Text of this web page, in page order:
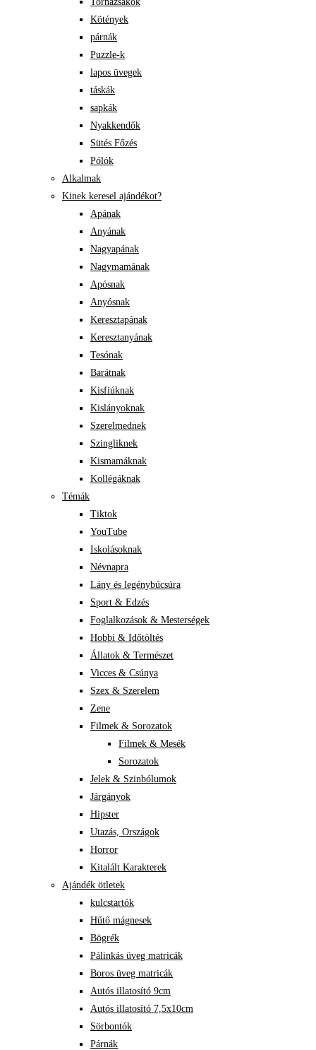
Kötények
párnák
Puzzle-k
lapos üvegek
táskák
sapkák
Nyakkendők
Sütés Főzés
Pólók
Alkalmak
Kinek keresel ajándékot?
Apának
Anyának
Nagyapának
Nagymamának
Apósnak
Anyósnak
Keresztapának
Keresztanyának
Tesónak
Barátnak
Kisfiúknak
Kislányoknak
Szerelmednek
Szingliknek
Kismamáknak
Kollégáknak
Témák
Tiktok
YouTube
Iskolásoknak
Névnapra
Lány és legénybúcsúra
Sport & Edzés
Foglalkozások & Mesterségek
Hobbi & Időtöltés
Állatok & Természet
Vicces & Csúnya
Szex & Szerelem
Zene
Filmek & Sorozatok
Filmek & Mesék
Sorozatok
Jelek & Szinbólumok
Járgányok
Hipster
Utazás, Országok
Horror
Kitalált Karakterek
Ajándék ötletek
kulcstartók
Hűtő mágnesek
Bögrék
Pálinkás üveg matricák
Boros üveg matricák
Autós illatosító 9cm
Autós illatosító 7,5x10cm
Sörbontók
Párnák